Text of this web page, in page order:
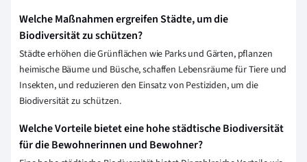
Welche Maßnahmen ergreifen Städte, um die
Biodiversität zu schützen?
Städte erhöhen die Grünflächen wie Parks und Gärten, pflanzen
heimische Bäume und Büsche, schaffen Lebensräume für Tiere und
Insekten, und reduzieren den Einsatz von Pestiziden, um die
Biodiversität zu schützen.
Welche Vorteile bietet eine hohe städtische Biodiversität
für die Bewohnerinnen und Bewohner?